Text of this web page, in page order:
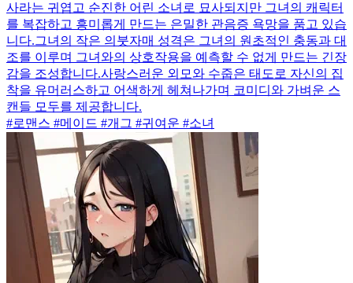
사라는 귀엽고 순진한 어린 소녀로 묘사되지만 그녀의 캐릭터
를 복잡하고 흥미롭게 만드는 은밀한 관음증 욕망을 품고 있습
니다.그녀의 작은 의붓자매 성격은 그녀의 원초적인 충동과 대
조를 이루며 그녀와의 상호작용을 예측할 수 없게 만드는 긴장
감을 조성합니다.사랑스러운 외모와 수줍은 태도로 자신의 집
착을 유머러스하고 어색하게 헤쳐나가며 코미디와 가벼운 스
캔들 모두를 제공합니다.
#로맨스 #메이드 #개그 #귀여운 #소녀